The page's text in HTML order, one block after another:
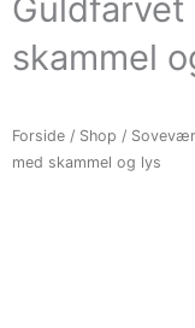
skammel
Forside / Shop /
med skammel og lys